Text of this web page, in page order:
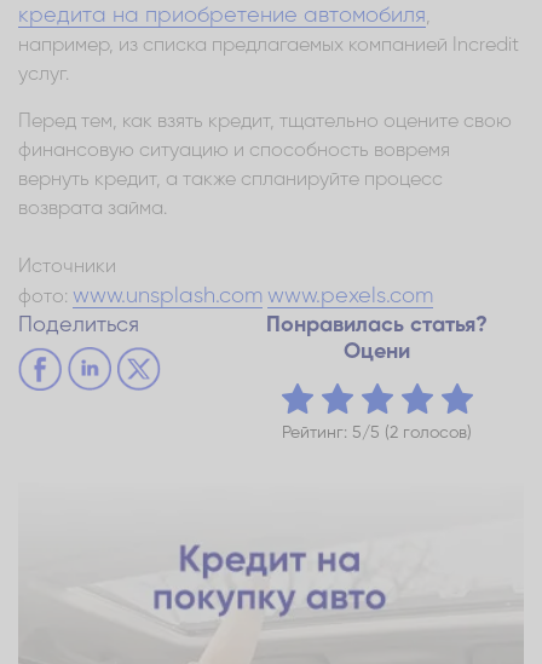
кредита на приобретение автомобиля,
например, из списка предлагаемых компанией Incredit
услуг.
Перед тем, как взять кредит, тщательно оцените свою
финансовую ситуацию и способность вовремя
вернуть кредит, а также спланируйте процесс
возврата займа.
Источники
фото: www.unsplash.com www.pexels.com
Поделиться
Понравилась статья?
Оцени
Рейтинг: 5/5 (2 голосов)